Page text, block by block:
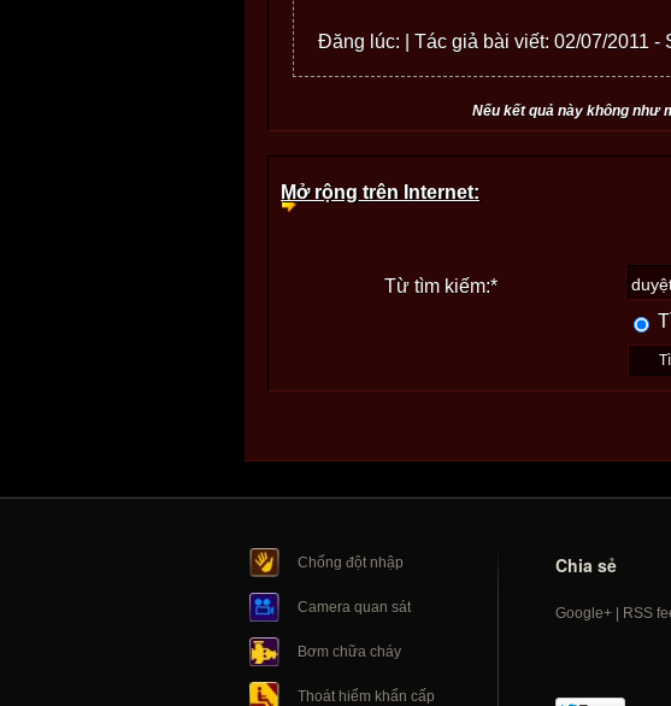
Đăng lúc: | Tác giả bài viết: 02/07/2011 -
Nếu kết quả này không như
Mở rộng trên Internet:
Từ tìm kiếm:*
Chống đột nhập
Camera quan sát
Bơm chữa cháy
Thoát hiểm khẩn cấp
Chia sẻ
Google+| RSS